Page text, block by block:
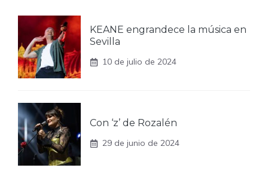
KEANE engrandece la música en
Sevilla
10 de julio de 2024
Con ‘z’ de Rozalén
29 de junio de 2024